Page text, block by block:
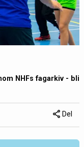
NHFs fagarkiv - bli
Del